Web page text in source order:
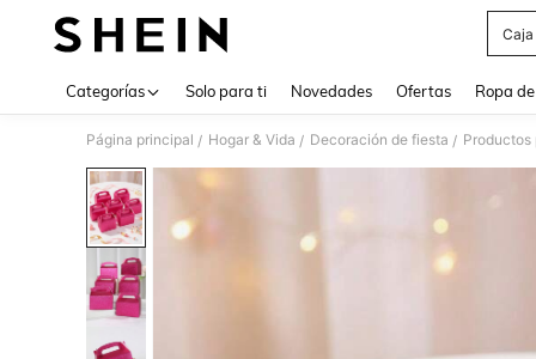
Categorías Solo para ti Novedades Ofertas Ropa
Página principal / Hogar & Vida / Decoración de fiesta / Productos